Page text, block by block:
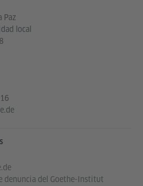
Paz
local
denuncia del Goethe-Institut